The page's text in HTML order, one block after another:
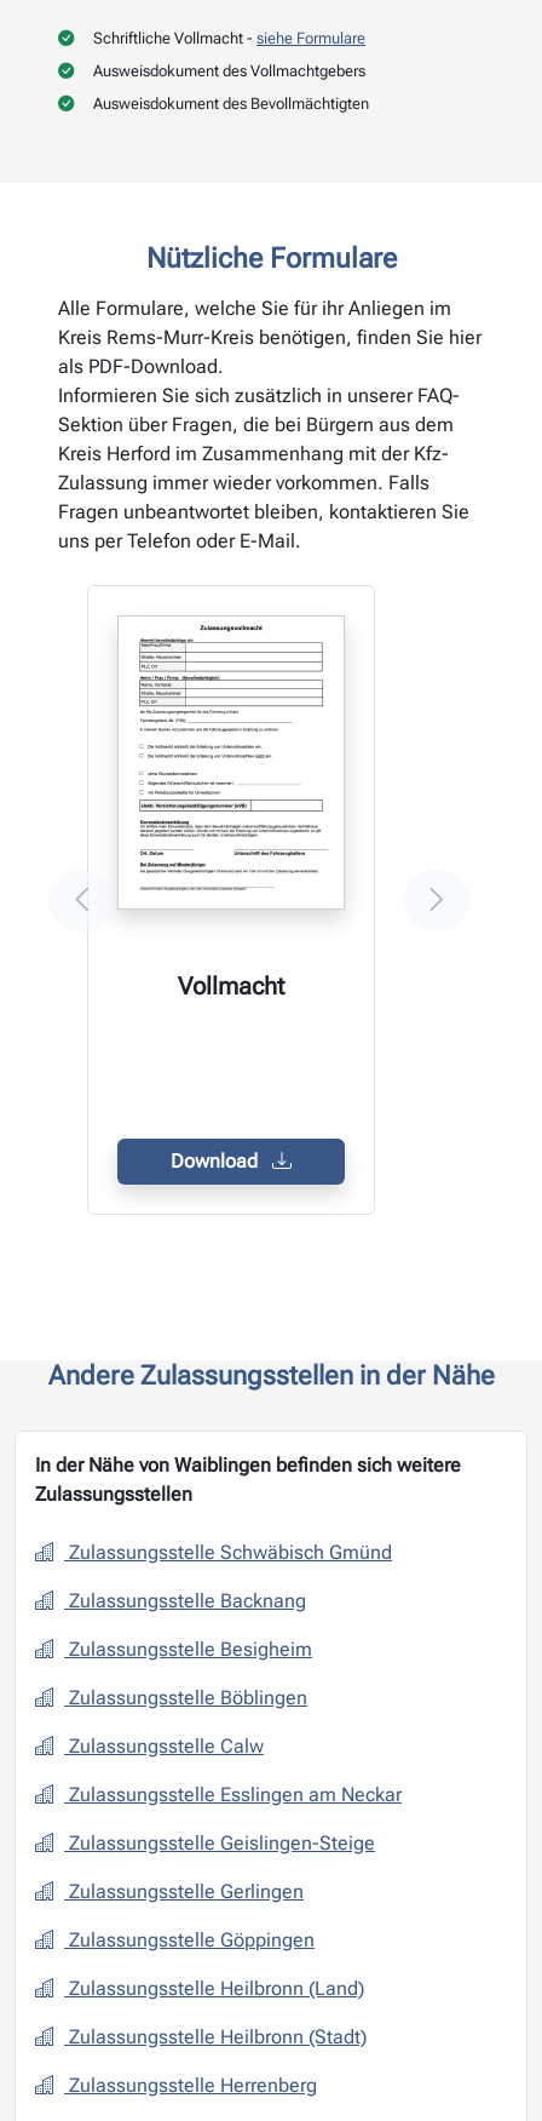
Schriftliche Vollmacht - siehe Formulare
Ausweisdokument des Vollmachtgebers
Ausweisdokument des Bevollmächtigten
Nützliche Formulare
Alle Formulare, welche Sie für ihr Anliegen im
Kreis Rems-Murr-Kreis benötigen, finden Sie hier
als PDF-Download.
Informieren Sie sich zusätzlich in unserer FAQ-
Sektion über Fragen, die bei Bürgern aus dem
Kreis Herford im Zusammenhang mit der Kfz-
Zulassung immer wieder vorkommen. Falls
Fragen unbeantwortet bleiben, kontaktieren Sie
uns per Telefon oder E-Mail.
Vollmacht
Download
Andere Zulassungsstellen in der Nähe
In der Nähe von Waiblingen befinden sich weitere
Zulassungsstellen
Zulassungsstelle Schwäbisch Gmünd
Zulassungsstelle Backnang
Zulassungsstelle Besigheim
Zulassungsstelle Böblingen
Zulassungsstelle Calw
Zulassungsstelle Esslingen am Neckar
Zulassungsstelle Geislingen-Steige
Zulassungsstelle Gerlingen
Zulassungsstelle Göppingen
Zulassungsstelle Heilbronn (Land)
Zulassungsstelle Heilbronn (Stadt)
Zulassungsstelle Herrenberg